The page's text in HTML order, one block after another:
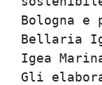
Bologna
Bellaria
Gli